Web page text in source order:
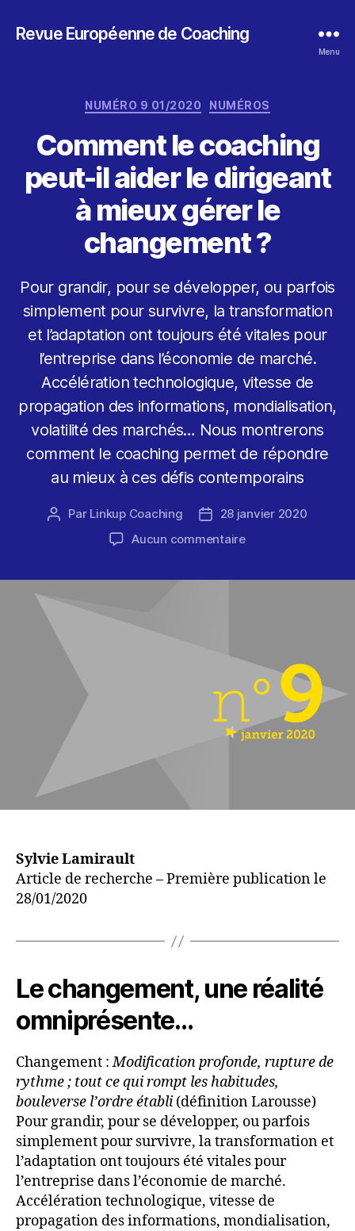
Revue Européenne de Coaching
Menu
Catégories
NUMÉRO 9 01/2020 NUMÉROS
Comment le coaching
peut-il aider le dirigeant
à mieux gérer le
changement ?
Pour grandir, pour se développer, ou parfois
simplement pour survivre, la transformation
et l’adaptation ont toujours été vitales pour
l’entreprise dans l’économie de marché.
Accélération technologique, vitesse de
propagation des informations, mondialisation,
volatilité des marchés… Nous montrerons
comment le coaching permet de répondre
au mieux à ces défis contemporains
Auteur
Par Linkup Coaching
Date28 janvier 2020
Aucun commentairesur
le
dirigeant
gérer
Sylvie Lamirault
Article de recherche – Première publication le
28/01/2020
Le changement, une réalité
omniprésente…
Changement :Modification profonde, rupture de
rythme ; tout ce qui rompt les habitudes,
bouleverse l’ordre établi (définition Larousse)
Pour grandir, pour se développer, ou parfois
simplement pour survivre, la transformation et
l’adaptation ont toujours été vitales pour
l’entreprise dans l’économie de marché.
Accélération technologique, vitesse de
propagation des informations, mondialisation,